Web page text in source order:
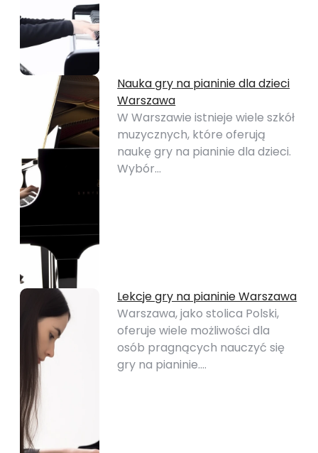
Nauka gry na pianinie dla dzieci
Warszawa
W Warszawie istnieje wiele szkół
muzycznych, które oferują
naukę gry na pianinie dla dzieci.
Wybór…
Lekcje gry na pianinie Warszawa
Warszawa, jako stolica Polski,
oferuje wiele możliwości dla
osób pragnących nauczyć się
gry na pianinie.…